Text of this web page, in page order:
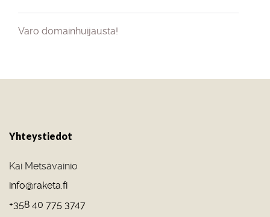
Varo domainhuijausta!
Yhteystiedot
Kai Metsävainio
info@raketa.fi
+358 40 775 3747